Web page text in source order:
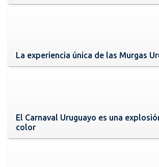
La experiencia única de las Murgas
El Carnaval Uruguayo es una
color